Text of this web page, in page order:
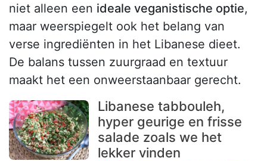
niet alleen een ideale veganistische optie,
maar weerspiegelt ook het belang van
verse ingrediënten in het Libanese dieet.
De balans tussen zuurgraad en textuur
maakt het een onweerstaanbaar gerecht.
Libanese tabbouleh,
hyper geurige en frisse
salade zoals we het
lekker vinden